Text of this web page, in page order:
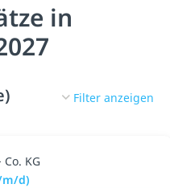
in
Filter anzeigen
KG
m/d)